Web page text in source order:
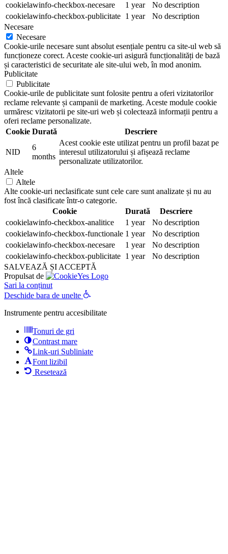
cookielawinfo-checkbox-necesare
1 year
No description
cookielawinfo-checkbox-publicitate 1 year
No description
Necesare
Necesare
Cookie-urile necesare sunt absolut esențiale pentru ca site-ul web să
funcționeze corect. Aceste cookie-uri asigură funcționalități de bază
și caracteristici de securitate ale site-ului web, în mod anonim.
Publicitate
Publicitate
Cookie-urile de publicitate sunt folosite pentru a oferi vizitatorilor
reclame relevante și campanii de marketing. Aceste module cookie
urmăresc vizitatorii pe site-uri web și colectează informații pentru a
oferi reclame personalizate.
Cookie Durată Descriere
NID
6
months
Acest cookie este utilizat pentru un profil bazat pe
interesul utilizatorului și afișează reclame
personalizate utilizatorilor.
Altele
Altele
Alte cookie-uri neclasificate sunt cele care sunt analizate și nu au
fost încă clasificate într-o categorie.
Cookie
Durată
Descriere
cookielawinfo-checkbox-analitice
1 year
No description
cookielawinfo-checkbox-functionale 1 year
No description
cookielawinfo-checkbox-necesare
1 year
No description
cookielawinfo-checkbox-publicitate 1 year
No description
SALVEAZĂ ȘI ACCEPTĂ
Propulsat de
Sari la conținut
Deschide bara de unelte
Instrumente pentru accesibilitate
Tonuri de gri
Contrast mare
Link-uri Subliniate
Font lizibil
Resetează